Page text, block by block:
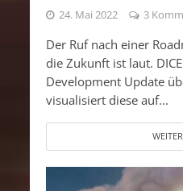
24. Mai 2022 3
Der Ruf nach einer
die Zukunft ist laut.
Development Update
visualisiert diese auf...